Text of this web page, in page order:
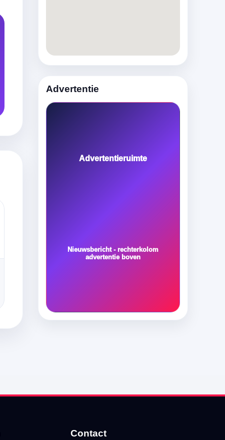
Advertentie
Advertentieruimte
Nieuwsbericht - rechterkolom
advertentie boven
Contact